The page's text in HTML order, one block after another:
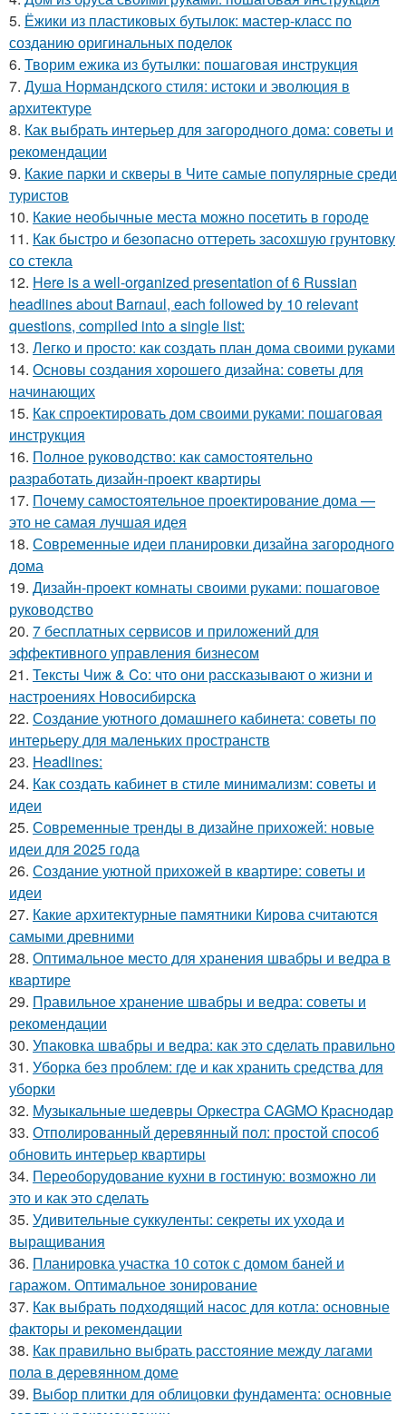
5. Ёжики из пластиковых бутылок: мастер-класс по
созданию оригинальных поделок
6. Творим ежика из бутылки: пошаговая инструкция
7. Душа Нормандского стиля: истоки и эволюция в
архитектуре
8. Как выбрать интерьер для загородного дома: советы и
рекомендации
9. Какие парки и скверы в Чите самые популярные среди
туристов
10. Какие необычные места можно посетить в городе
11. Как быстро и безопасно оттереть засохшую грунтовку
со стекла
12. Here is a well-organized presentation of 6 Russian
headlines about Barnaul, each followed by 10 relevant
questions, compiled into a single list:
13. Легко и просто: как создать план дома своими руками
14. Основы создания хорошего дизайна: советы для
начинающих
15. Как спроектировать дом своими руками: пошаговая
инструкция
16. Полное руководство: как самостоятельно
разработать дизайн-проект квартиры
17. Почему самостоятельное проектирование дома —
это не самая лучшая идея
18. Современные идеи планировки дизайна загородного
дома
19. Дизайн-проект комнаты своими руками: пошаговое
руководство
20. 7 бесплатных сервисов и приложений для
эффективного управления бизнесом
21. Тексты Чиж & Co: что они рассказывают о жизни и
настроениях Новосибирска
22. Создание уютного домашнего кабинета: советы по
интерьеру для маленьких пространств
23. Headlines:
24. Как создать кабинет в стиле минимализм: советы и
идеи
25. Современные тренды в дизайне прихожей: новые
идеи для 2025 года
26. Создание уютной прихожей в квартире: советы и
идеи
27. Какие архитектурные памятники Кирова считаются
самыми древними
28. Оптимальное место для хранения швабры и ведра в
квартире
29. Правильное хранение швабры и ведра: советы и
рекомендации
30. Упаковка швабры и ведра: как это сделать правильно
31. Уборка без проблем: где и как хранить средства для
уборки
32. Музыкальные шедевры Оркестра CAGMO Краснодар
33. Отполированный деревянный пол: простой способ
обновить интерьер квартиры
34. Переоборудование кухни в гостиную: возможно ли
это и как это сделать
35. Удивительные суккуленты: секреты их ухода и
выращивания
36. Планировка участка 10 соток с домом баней и
гаражом. Оптимальное зонирование
37. Как выбрать подходящий насос для котла: основные
факторы и рекомендации
38. Как правильно выбрать расстояние между лагами
пола в деревянном доме
39. Выбор плитки для облицовки фундамента: основные